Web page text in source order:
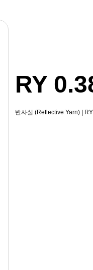
RY
반사실 (Reflective Yarn) |